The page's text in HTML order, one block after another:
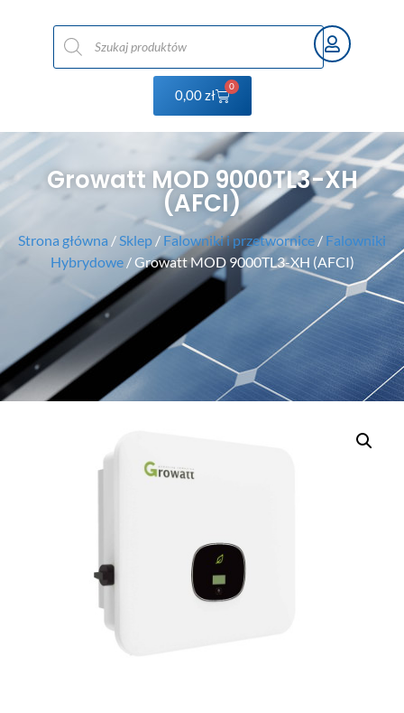
0,00zł
0
Growatt MOD 9000TL3-XH
(AFCI)
Strona główna / Sklep / Falowniki i przetwornice / Falowniki
Hybrydowe/ Growatt MOD 9000TL3-XH (AFCI)